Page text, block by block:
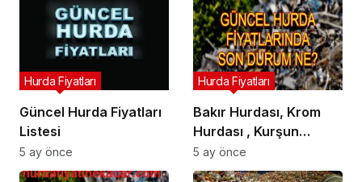
Güncel Hurda Fiyatları
Listesi
Hurda Fiyatları
5 ay önce
Bakır Hurdası, Krom
Hurdası , Kurşun
Hurdası , Kablo
Hurdası , Sarı Hurdası
Hurda Fiyatları
5 ay önce